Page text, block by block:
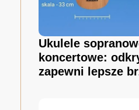
Ukulele
koncertowe:
zapewni lepsze